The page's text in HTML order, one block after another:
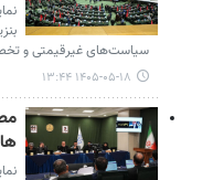
سیاست‌های غیرقیمتی و
۱۴۰۵-۰۵-۱۸ ۱۳:۴۴